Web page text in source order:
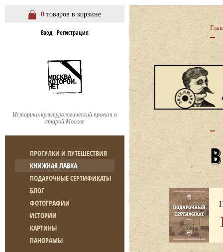
0 товаров в корзине
Вход Регистрация
Историко-культурологический проект о
старой Москве
ПРОГУЛКИ И ПУТЕШЕСТВИЯ
КНИЖНАЯ ЛАВКА
ПОДАРОЧНЫЕ СЕРТИФИКАТЫ
БЛОГ
ФОТОГРАФИИ
ИСТОРИИ
КАРТИНЫ
ПАНОРАМЫ